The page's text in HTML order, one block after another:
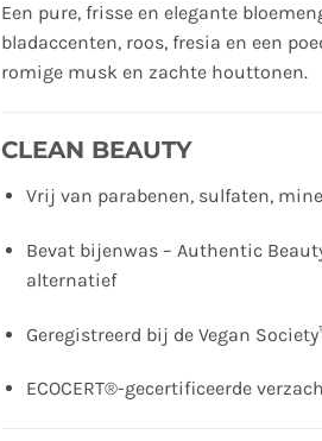
Een pure, frisse en elegante
bladaccenten, roos, fresia en een
romige musk en zachte houttonen.
CLEAN BEAUTY
Vrij van parabenen, sulfaten,
Bevat bijenwas – Authentic
alternatief
Geregistreerd bij de Vegan
ECOCERT®-gecertificeerde